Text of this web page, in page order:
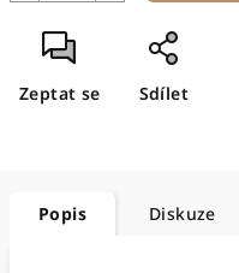
Zeptat se Sdílet
Popis Diskuze